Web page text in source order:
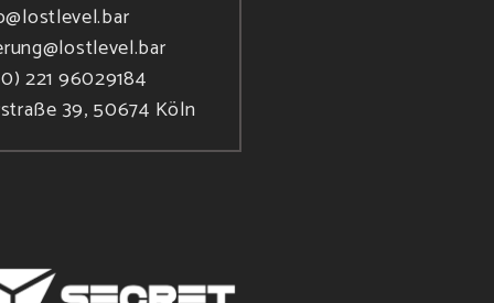
221 96029184
39, 50674 Köln